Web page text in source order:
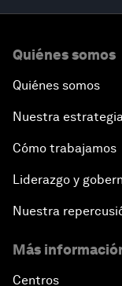
Quiénes somos
Quiénes somos
Nuestra
Cómo trabajamos
Liderazgo y
Nuestra
Más
Centros